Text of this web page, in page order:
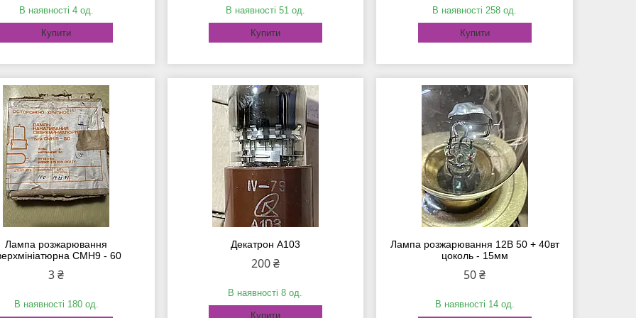
В наявності 4 од.
Купити
В наявності 51 од.
Купити
В наявності 258 од.
Купити
Лампа розжарювання
СМН9 - 60
3 ₴
В наявності 180 од.
Декатрон А103
200 ₴
В наявності 8 од.
Купити
Лампа розжарювання 12В 50 + 40вт
цоколь - 15мм
50 ₴
В наявності 14 од.